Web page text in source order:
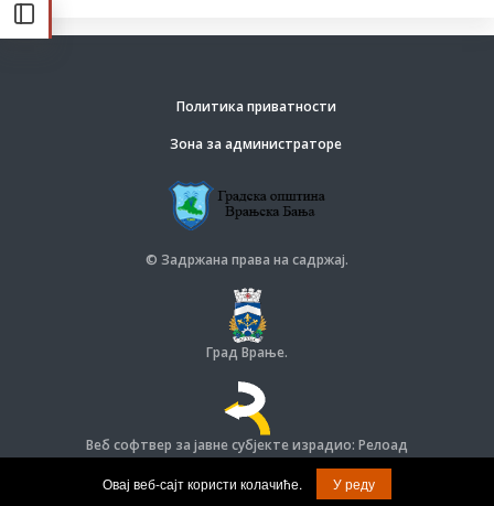
Политика приватности
Зона за администраторе
© Задржана права на садржај.
Град Врање.
Веб софтвер за јавне субјекте израдио: Релоад
© Задржана права на софтвер и дизајн.
Овај веб-сајт користи колачиће.
У реду